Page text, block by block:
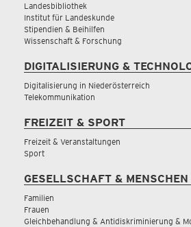
Landesbibliothek
Institut für Landeskunde
Stipendien & Beihilfen
Wissenschaft & Forschung
DIGITALISIERUNG &
Digitalisierung in Niederösterreich
Telekommunikation
FREIZEIT & SPORT
Freizeit & Veranstaltungen
Sport
GESELLSCHAFT & MENSCHEN
Familien
Frauen
Gleichbehandlung & Antidiskriminierung &